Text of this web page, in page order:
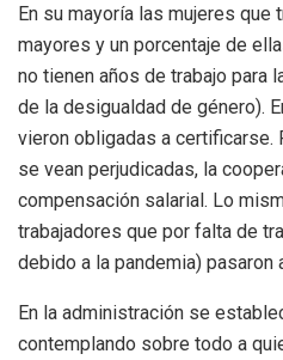
En su mayoría las mujeres que
mayores y un porcentaje de
no tienen años de trabajo para
de la desigualdad de género).
vieron obligadas a certificarse.
se vean perjudicadas, la
compensación salarial. Lo
trabajadores que por falta de
debido a la pandemia)
En la administración se
contemplando sobre todo a